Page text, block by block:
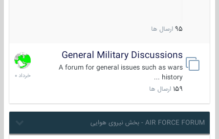
95 ارسال ها
General Military Discussions
A forum for general issues such as wars
history ...
159 ارسال ها
10
خرداد
1400
AIR FORCE FORUM - بخش نیروی هوایی